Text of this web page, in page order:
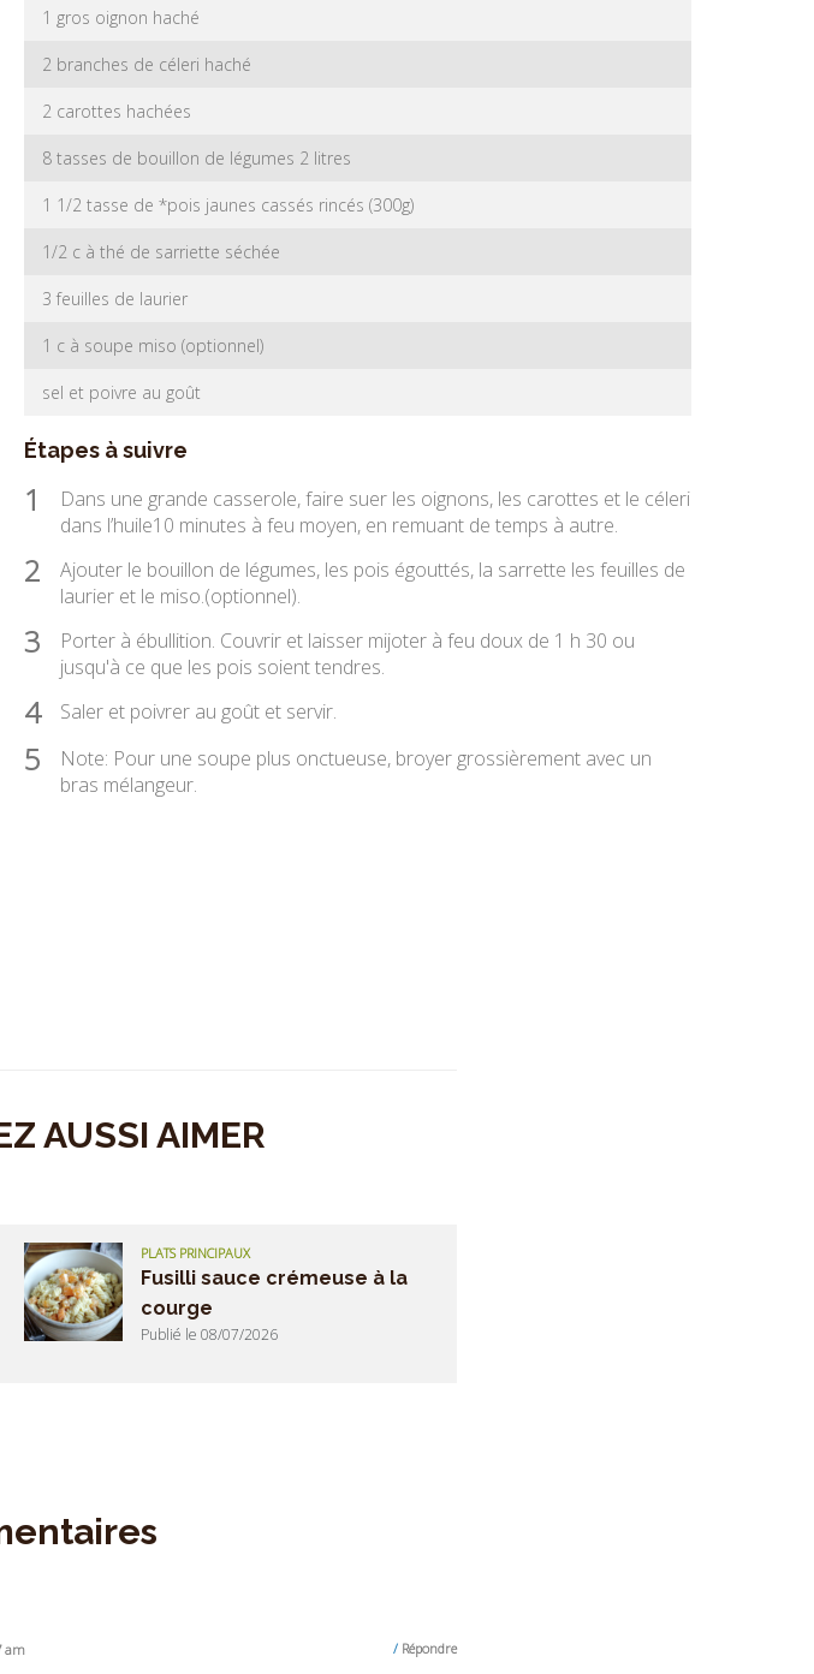
1 gros oignon haché
2 branches de céleri haché
2 carottes hachées
8 tasses de bouillon de légumes 2 litres
1 1/2 tasse de *pois jaunes cassés rincés (300g)
1/2 c à thé de sarriette séchée
3 feuilles de laurier
1 c à soupe miso (optionnel)
sel et poivre au goût
Étapes à suivre
1
Dans une grande casserole, faire suer les oignons, les carottes et le céleri
dans l’huile10 minutes à feu moyen, en remuant de temps à autre.
2
Ajouter le bouillon de légumes, les pois égouttés, la sarrette les feuilles de
laurier et le miso.(optionnel).
3
Porter à ébullition. Couvrir et laisser mijoter à feu doux de 1 h 30 ou
jusqu'à ce que les pois soient tendres.
4 Saler et poivrer au goût et servir.
5
Note: Pour une soupe plus onctueuse, broyer grossièrement avec un
bras mélangeur.
AUSSI AIMER
PLATS PRINCIPAUX
Fusilli sauce crémeuse à la
courge
Publié le 08/07/2026
am Répondre